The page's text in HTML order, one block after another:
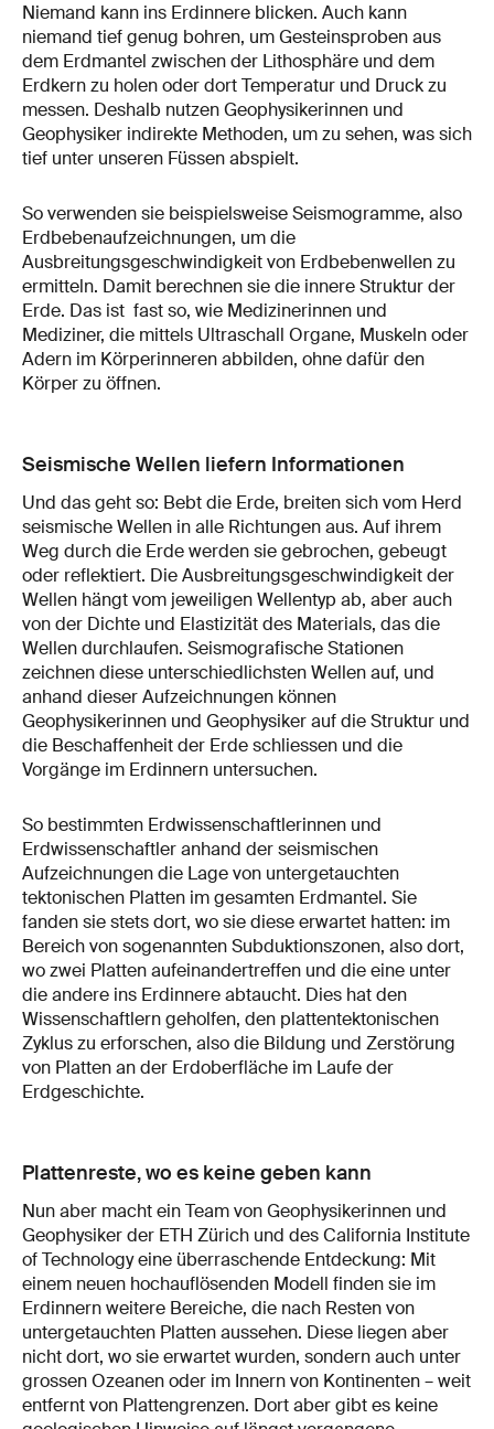
Niemand kann ins Erdinnere blicken. Auch kann
niemand tief genug bohren, um Gesteinsproben aus
dem Erdmantel zwischen der Lithosphäre und dem
Erdkern zu holen oder dort Temperatur und Druck zu
messen. Deshalb nutzen Geophysikerinnen und
Geophysiker indirekte Methoden, um zu sehen, was sich
tief unter unseren Füssen abspielt.
So verwenden sie beispielsweise Seismogramme, also
Erdbebenaufzeichnungen, um die
Ausbreitungsgeschwindigkeit von Erdbebenwellen zu
ermitteln. Damit berechnen sie die innere Struktur der
Erde. Das ist fast so, wie Medizinerinnen und
Mediziner, die mittels Ultraschall Organe, Muskeln oder
Adern im Körperinneren abbilden, ohne dafür den
Körper zu öffnen.
Seismische Wellen liefern Informationen
Und das geht so: Bebt die Erde, breiten sich vom Herd
seismische Wellen in alle Richtungen aus. Auf ihrem
Weg durch die Erde werden sie gebrochen, gebeugt
oder reflektiert. Die Ausbreitungsgeschwindigkeit der
Wellen hängt vom jeweiligen Wellentyp ab, aber auch
von der Dichte und Elastizität des Materials, das die
Wellen durchlaufen. Seismografische Stationen
zeichnen diese unterschiedlichsten Wellen auf, und
anhand dieser Aufzeichnungen können
Geophysikerinnen und Geophysiker auf die Struktur und
die Beschaffenheit der Erde schliessen und die
Vorgänge im Erdinnern untersuchen.
So bestimmten Erdwissenschaftlerinnen und
Erdwissenschaftler anhand der seismischen
Aufzeichnungen die Lage von untergetauchten
tektonischen Platten im gesamten Erdmantel. Sie
fanden sie stets dort, wo sie diese erwartet hatten: im
Bereich von sogenannten Subduktionszonen, also dort,
wo zwei Platten aufeinandertreffen und die eine unter
die andere ins Erdinnere abtaucht. Dies hat den
Wissenschaftlern geholfen, den plattentektonischen
Zyklus zu erforschen, also die Bildung und Zerstörung
von Platten an der Erdoberfläche im Laufe der
Erdgeschichte.
Plattenreste, wo es keine geben kann
Nun aber macht ein Team von Geophysikerinnen und
Geophysiker der ETH Zürich und des California Institute
of Technology eine überraschende Entdeckung: Mit
einem neuen hochauflösenden Modell finden sie im
Erdinnern weitere Bereiche, die nach Resten von
untergetauchten Platten aussehen. Diese liegen aber
nicht dort, wo sie erwartet wurden, sondern auch unter
grossen Ozeanen oder im Innern von Kontinenten – weit
entfernt von Plattengrenzen. Dort aber gibt es keine